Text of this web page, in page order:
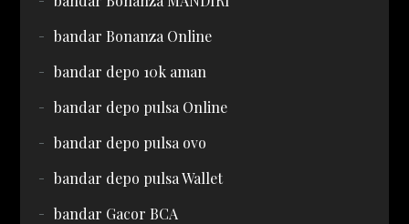
bandar Bonanza Online
bandar depo 10k aman
bandar depo pulsa Online
bandar depo pulsa ovo
bandar depo pulsa Wallet
bandar Gacor BCA